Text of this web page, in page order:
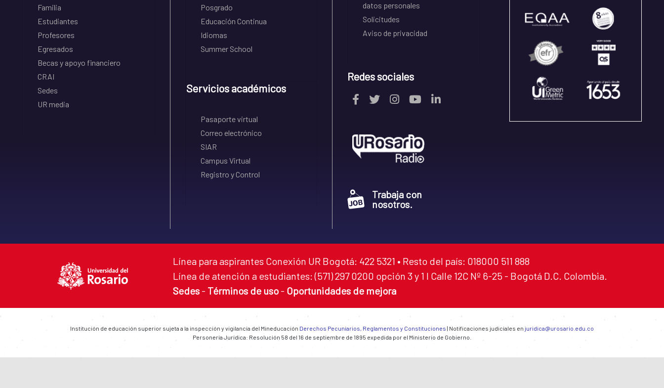
Familia
Estudiantes
Profesores
Egresados
Becas y apoyo financiero
CRAI
Sedes
UR media
Posgrado
Educación Continua
Idiomas
Summer School
Servicios académicos
Pasaporte virtual
Correo electrónico
SIAR
Campus Virtual
Registro y Control
datos personales
Solicitudes
Aviso de privacidad
Redes sociales
Trabaja con
nosotros.
Línea para aspirantes Conexión UR Bogotá: 422 5321 • Resto del país: 018000 511 888
Línea de atención a estudiantes: (571) 297 0200 opción 3 y 1 I Calle 12C Nº 6-25 - Bogotá D.C. Colombia.
Sedes - Términos de uso - Oportunidades de mejora
Institución de educación superior sujeta a la inspección y vigilancia del Mineducación Derechos Pecuniarios, Reglamentos y Constituciones | Notificaciones judiciales en juridica@urosario.edu.co
Personería Jurídica: Resolución 58 del 16 de septiembre de 1895 expedida por el Ministerio de Gobierno.